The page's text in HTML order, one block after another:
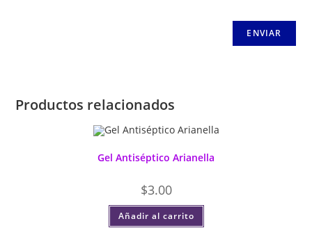
Productos relacionados
Gel Antiséptico Arianella
$3.00
Añadir al carrito